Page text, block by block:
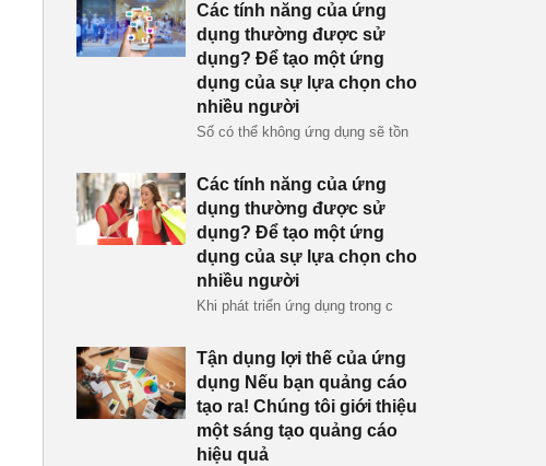
Các tính năng của ứng
dụng thường được sử
dụng? Để tạo một ứng
dụng của sự lựa chọn cho
nhiều người
Số có thể không ứng dụng sẽ tồn
Các tính năng của ứng
dụng thường được sử
dụng? Để tạo một ứng
dụng của sự lựa chọn cho
nhiều người
Khi phát triển ứng dụng trong c
Tận dụng lợi thế của ứng
dụng Nếu bạn quảng cáo
tạo ra! Chúng tôi giới thiệu
một sáng tạo quảng cáo
hiệu quả